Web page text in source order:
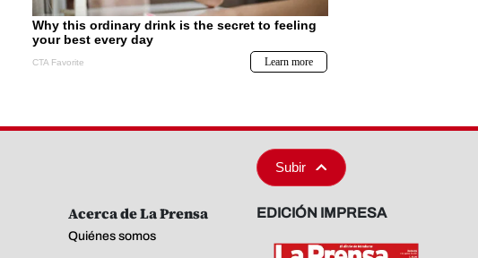
Subir
Acerca de La Prensa
Quiénes somos
EDICIÓN IMPRESA